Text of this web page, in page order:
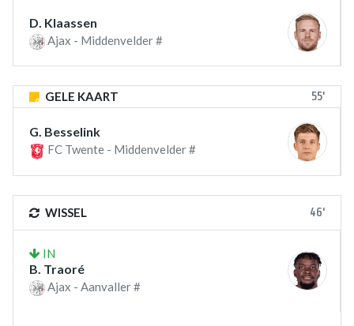
D. Klaassen
Ajax - Middenvelder #
GELE KAART 55'
G. Besselink
FC Twente - Middenvelder #
WISSEL 46'
IN
B. Traoré
Ajax - Aanvaller #